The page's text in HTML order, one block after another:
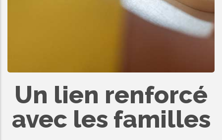
Un lien renforcé
avec les familles